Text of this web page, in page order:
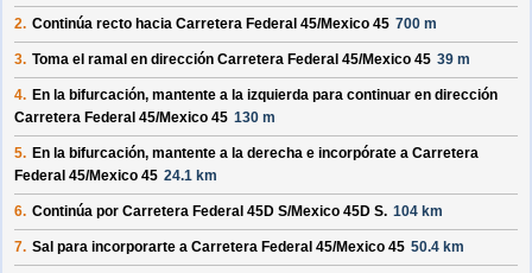
2. Continúa recto hacia Carretera Federal 45/Mexico 45 700 m
3. Toma el ramal en dirección Carretera Federal 45/Mexico 45 39 m
4. En la bifurcación, mantente a la izquierda para continuar en dirección
Carretera Federal 45/Mexico 45 130 m
5. En la bifurcación, mantente a la derecha e incorpórate a Carretera
Federal 45/Mexico 45 24.1 km
6. Continúa por Carretera Federal 45D S/Mexico 45D S. 104 km
7. Sal para incorporarte a Carretera Federal 45/Mexico 45 50.4 km